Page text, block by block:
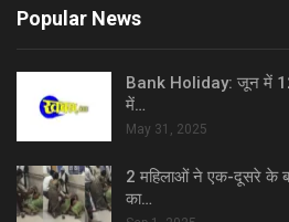
Popular News
Bank Holiday: जून में
में…
May 31, 2025
2 महिलाओं ने एक-दूसरे के
का…